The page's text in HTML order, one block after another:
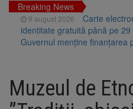
Breaking News
9 august 2026
Carte
identitate gratuită până pe
Guvernul menține finanțarea
Brașovului vor fi restaurate.
finanțare a fost semnat
Muzeul de